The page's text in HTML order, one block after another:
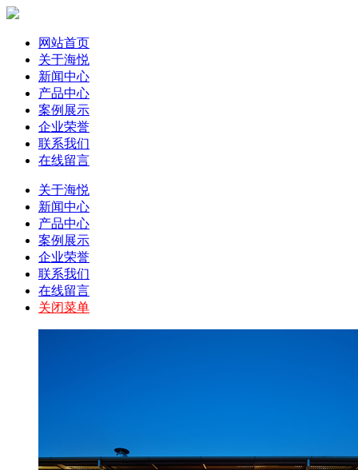
网站首页
关于海悦
新闻中心
产品中心
案例展示
企业荣誉
联系我们
在线留言
关于海悦
新闻中心
产品中心
案例展示
企业荣誉
联系我们
在线留言
关闭菜单